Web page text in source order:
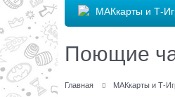
МАКкарты и Т-
Поющие
Главная МАКкарты и Т-